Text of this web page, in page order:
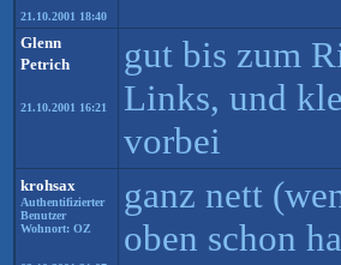
21.10.2001 18:40
Glenn
Petrich
21.10.2001 16:21
gut bis zum
Links, und
vorbei
krohsax
Authentifizierter
Benutzer
Wohnort: OZ
ganz nett
oben schon